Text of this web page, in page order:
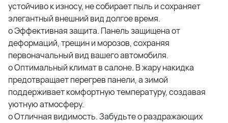
устойчиво к износу, не собирает пыль и сохраняет
элегантный внешний вид долгое время.
o Эффективная защита. Панель защищена от
деформаций, трещин и морозов, сохраняя
первоначальный вид вашего автомобиля.
o Оптимальный климат в салоне. В жару накидка
предотвращает перегрев панели, а зимой
поддерживает комфортную температуру, создавая
уютную атмосферу.
o Отличная видимость. Забудьте о раздражающих